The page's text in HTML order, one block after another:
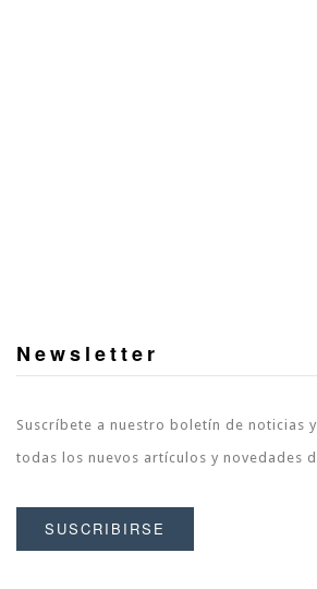
Newsletter
Suscríbete a nuestro boletín de noticias
todas los nuevos artículos y novedades
SUSCRIBIRSE